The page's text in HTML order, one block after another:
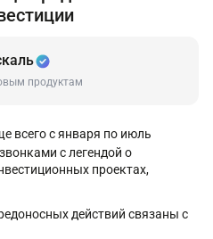
продуктам
всего с января по июль
с легендой о
проектах,
действий связаны с